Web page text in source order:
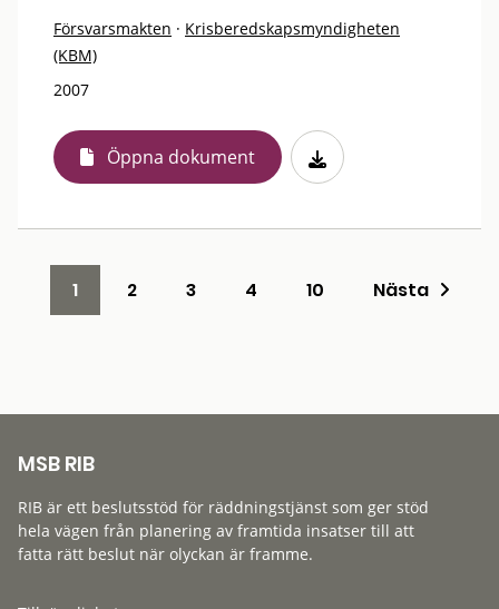
Försvarsmakten · Krisberedskapsmyndigheten
(KBM)
2007
Öppna dokument
1 2 3 4 10 Nästa
MSB RIB
RIB är ett beslutsstöd för räddningstjänst som ger stöd
hela vägen från planering av framtida insatser till att
fatta rätt beslut när olyckan är framme.